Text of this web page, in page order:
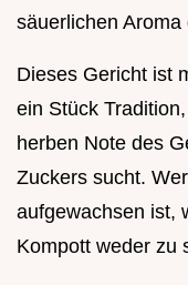
säuerlichen Aroma
Dieses Gericht ist
ein Stück
herben Note des
Zuckers sucht.
aufgewachsen ist,
Kompott weder zu